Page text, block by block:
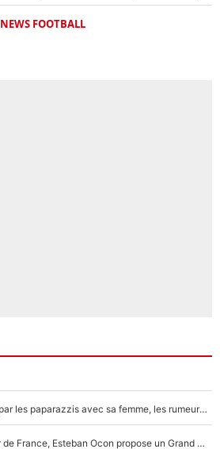
NEWS FOOTBALL
F1 : Charles Leclerc surpris par les paparazzis avec sa femme, les rumeurs étaient vraies !
Comme pour le final du Tour de France, Esteban Ocon propose un Grand Prix de Formule 1 à Paris : «Autour de l’Arc de Triomphe, ce serait génial» !